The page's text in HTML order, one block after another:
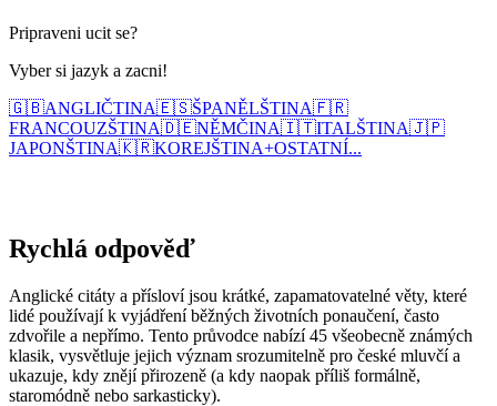
Pripraveni ucit se?
Vyber si jazyk a zacni!
🇬🇧ANGLIČTINA🇪🇸ŠPANĚLŠTINA🇫🇷
FRANCOUZŠTINA🇩🇪NĚMČINA🇮🇹ITALŠTINA🇯🇵
JAPONŠTINA🇰🇷KOREJŠTINA+OSTATNÍ...
Rychlá odpověď
Anglické citáty a přísloví jsou krátké, zapamatovatelné věty, které
lidé používají k vyjádření běžných životních ponaučení, často
zdvořile a nepřímo. Tento průvodce nabízí 45 všeobecně známých
klasik, vysvětluje jejich význam srozumitelně pro české mluvčí a
ukazuje, kdy znějí přirozeně (a kdy naopak příliš formálně,
staromódně nebo sarkasticky).